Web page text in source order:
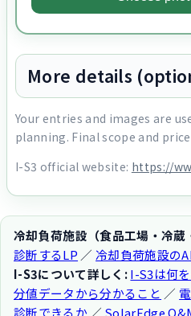
More details
Your entries and images are
planning. Final scope and
I-S3 official website: https://
冷却負荷施設（食品工場・冷
診断するLP ／冷却負荷施設の
I-S3について詳しく:I-S3は何
分値データから分かること ／
診断できるか ／SolarEdge